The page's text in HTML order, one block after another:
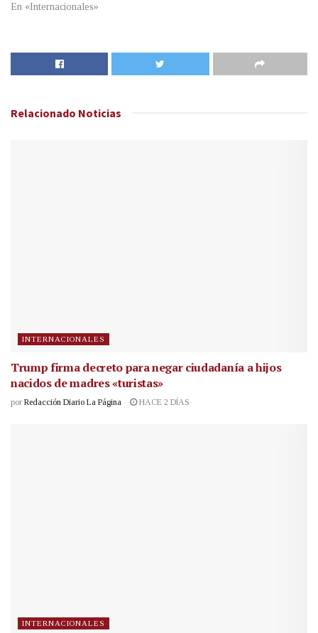
En «Internacionales»
Relacionado Noticias
INTERNACIONALES
Trump firma decreto para negar ciudadanía a hijos
nacidos de madres «turistas»
por Redacción Diario La Página HACE 2 DÍAS
INTERNACIONALES